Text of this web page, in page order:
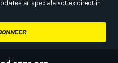
en speciale acties direct in